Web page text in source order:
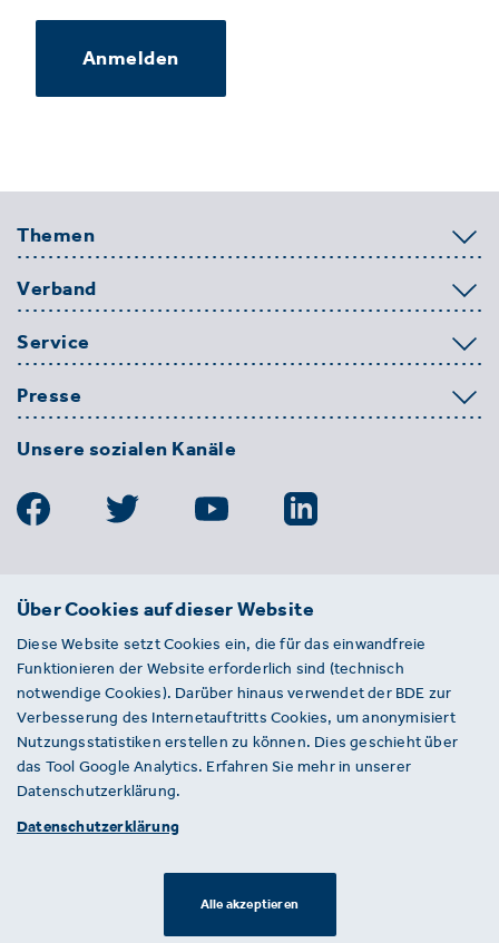
Anmelden
Themen
Verband
Service
Presse
Unsere sozialen Kanäle
BDE
Entsorgungs-, Wasser- und
Kreislaufwirtschaft e. V.
Von-der-Heydt-Straße 2
D 10785 Berlin
Sie haben einen Fehler auf unserer Website
gefunden? Ihnen ist ein defekter Link
aufgefallen? Wir freuen uns über Ihren
Über Cookies auf dieser Website
Diese Website setzt Cookies ein, die für das einwandfreie
Funktionieren der Website erforderlich sind (technisch
notwendige Cookies). Darüber hinaus verwendet der BDE zur
Verbesserung des Internetauftritts Cookies, um anonymisiert
Nutzungsstatistiken erstellen zu können. Dies geschieht über
das Tool Google Analytics. Erfahren Sie mehr in unserer
Datenschutzerklärung.
Datenschutzerklärung
Alle akzeptieren